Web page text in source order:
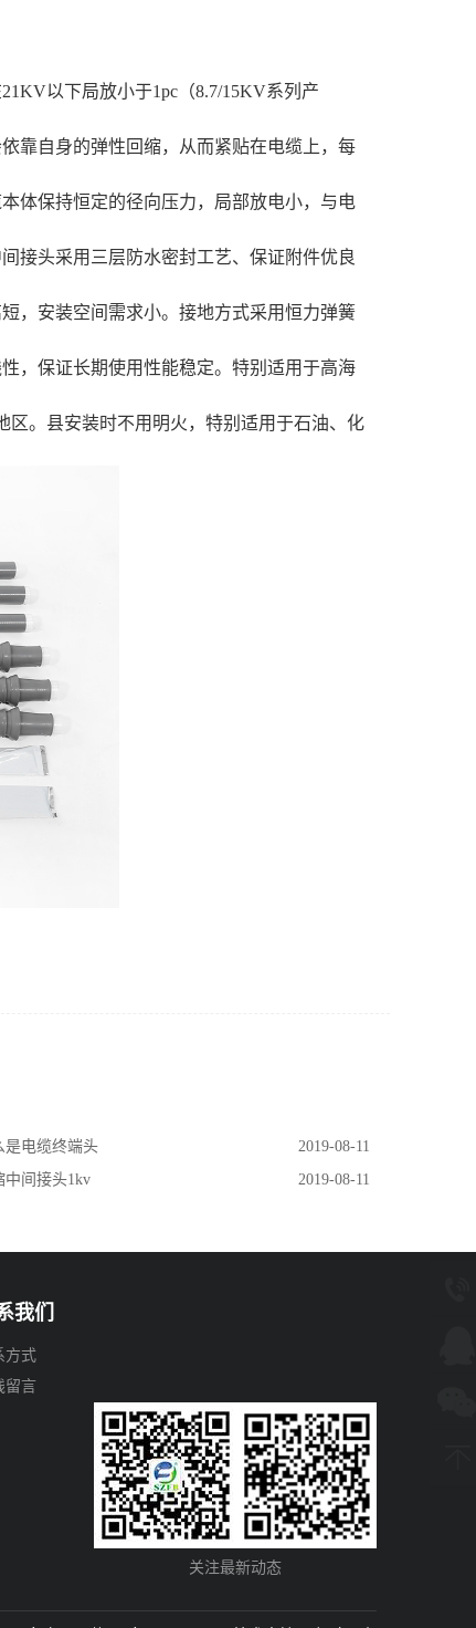
以下局放小于1pc（8.7/15KV系列产
靠自身的弹性回缩，从而紧贴在电缆上，每
体保持恒定的径向压力，局部放电小，与电
接头采用三层防水密封工艺、保证附件优良
，安装空间需求小。接地方式采用恒力弹簧
，保证长期使用性能稳定。特别适用于高海
。县安装时不用明火，特别适用于石油、化
是电缆终端头
2019-08-11
中间接头1kv
2019-08-11
我们
方式
留言
关注最新动态